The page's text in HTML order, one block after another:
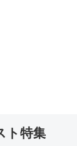
ト特集